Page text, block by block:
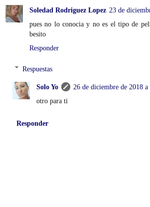
Soledad Rodriguez Lopez 23 de
pues no lo conocia y no es el tipo de
besito
Responder
Respuestas
Solo Yo
26 de diciembre de 2018 a
otro para ti
Responder